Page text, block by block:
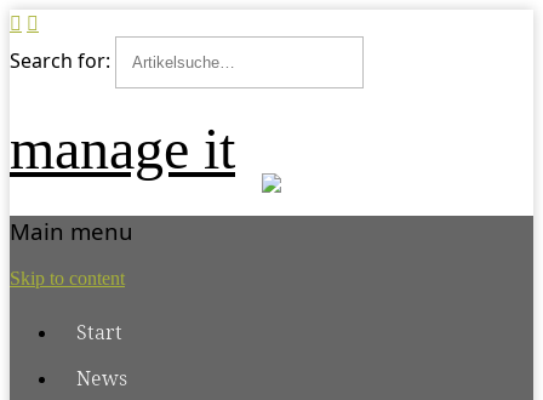
Search for:
manage it
Main menu
Skip to content
Start
News